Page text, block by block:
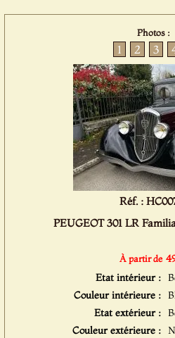
Photos :
1 2 3
Réf. :
PEUGEOT 301 LR
À partir de
Etat intérieur :
Couleur intérieure :
Etat extérieur :
Couleur extérieure :